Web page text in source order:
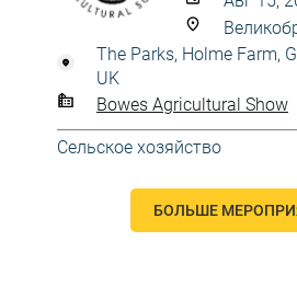
The Parks, Holme Farm,
UK
Bowes Agricultural Show
Сельское хозяйство
БОЛЬШЕ